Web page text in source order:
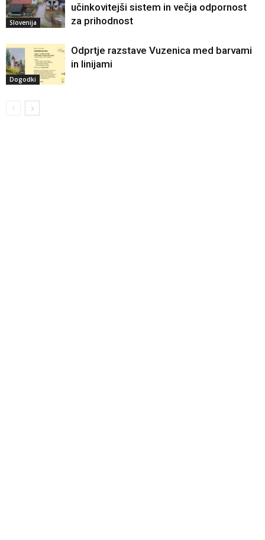
Slovenija
učinkovitejši sistem in večja odpornost
za prihodnost
Dogodki
Odprtje razstave Vuzenica med barvami
in linijami